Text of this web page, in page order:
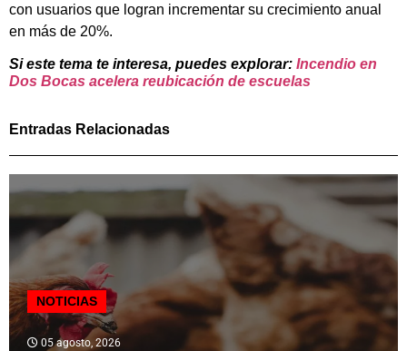
con usuarios que logran incrementar su crecimiento anual
en más de 20%.
Si este tema te interesa, puedes explorar: Incendio en
Dos Bocas acelera reubicación de escuelas
Entradas Relacionadas
NOTICIAS
05 agosto, 2026